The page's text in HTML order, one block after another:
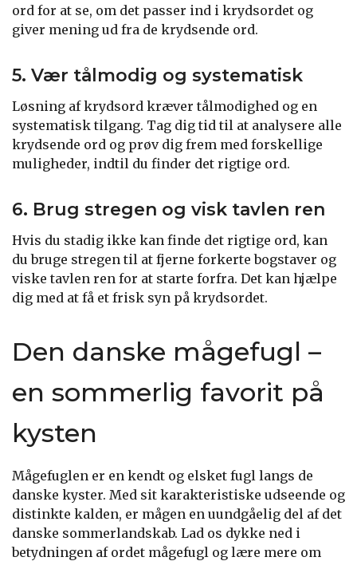
ord for at se, om det passer ind i krydsordet og
giver mening ud fra de krydsende ord.
5. Vær tålmodig og systematisk
Løsning af krydsord kræver tålmodighed og en
systematisk tilgang. Tag dig tid til at analysere alle
krydsende ord og prøv dig frem med forskellige
muligheder, indtil du finder det rigtige ord.
6. Brug stregen og visk tavlen ren
Hvis du stadig ikke kan finde det rigtige ord, kan
du bruge stregen til at fjerne forkerte bogstaver og
viske tavlen ren for at starte forfra. Det kan hjælpe
dig med at få et frisk syn på krydsordet.
Den danske mågefugl –
en sommerlig favorit på
kysten
Mågefuglen er en kendt og elsket fugl langs de
danske kyster. Med sit karakteristiske udseende og
distinkte kalden, er mågen en uundgåelig del af det
danske sommerlandskab. Lad os dykke ned i
betydningen af ordet mågefugl og lære mere om